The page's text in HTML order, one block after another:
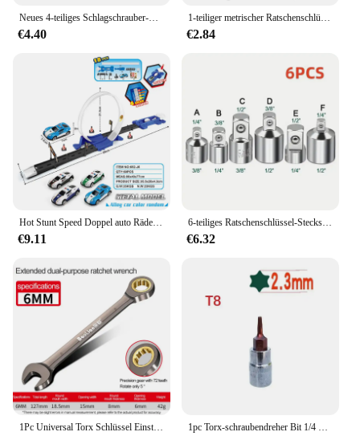
€4.40 €2.84
€9.11
6-teiliges Ratschenschlüssel-Steckschlüssel-Konverter-Hülsenkopf-Adapter, Schlagschrauber-Adapter und Reduzierstück-Set, 1/4 Zoll, 3/8 Zoll, 1/2 Zoll, 3/4 Zoll Handwerkzeuge
€6.32